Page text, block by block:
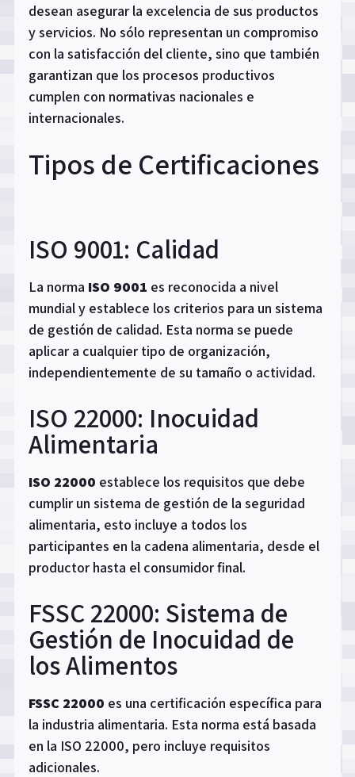
desean asegurar la excelencia de sus productos
y servicios. No sólo representan un compromiso
con la satisfacción del cliente, sino que también
garantizan que los procesos productivos
cumplen con normativas nacionales e
internacionales.
Tipos de Certificaciones
ISO 9001: Calidad
La norma ISO 9001 es reconocida a nivel
mundial y establece los criterios para un sistema
de gestión de calidad. Esta norma se puede
aplicar a cualquier tipo de organización,
independientemente de su tamaño o actividad.
ISO 22000: Inocuidad
Alimentaria
ISO 22000 establece los requisitos que debe
cumplir un sistema de gestión de la seguridad
alimentaria, esto incluye a todos los
participantes en la cadena alimentaria, desde el
productor hasta el consumidor final.
FSSC 22000: Sistema de
Gestión de Inocuidad de
los Alimentos
FSSC 22000 es una certificación específica para
la industria alimentaria. Esta norma está basada
en la ISO 22000, pero incluye requisitos
adicionales.